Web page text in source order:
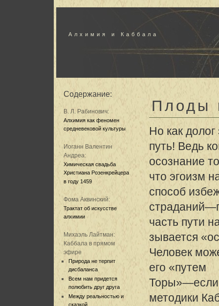
Алхимия и Каббала
Содержание:
В. Л. Рабинович:
Алхимия как феномен
средневековой культуры
Иоганн Валентин
Андреа:
Химическая свадьба
Христиана Розенкрейцера
в году 1459
Фома Аквинский:
Трактат об искусстве
алхимии
Михаэль Лайтман:
Каббала в прямом
эфире
Природа не терпит
дисбаланса
Всем нам придется
полюбить друг друга
Между реальностью и
Плоды
Но как долог
путь! Ведь
осознание
что эгоизм
способ
часть пути
зывается
Человек
его «путем
Торы»—если
методики